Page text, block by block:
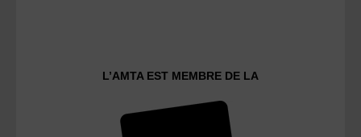
L’AMTA EST MEMBRE DE LA